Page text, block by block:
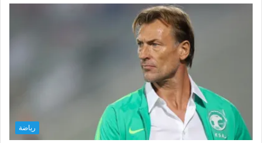
رياضة